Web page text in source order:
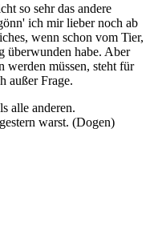
so sehr das andere
ich mir lieber noch ab
wenn schon vom Tier,
überwunden habe. Aber
werden müssen, steht für
außer Frage.
alle anderen.
warst. (Dogen)